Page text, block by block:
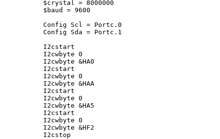
$crystal = 8000000
$baud = 9600
Config Scl = Portc.0
Config Sda = Portc.1
I2cstart
I2cwbyte 0
I2cwbyte &HA0
I2cstart
I2cwbyte 0
I2cwbyte &HAA
I2cstart
I2cwbyte 0
I2cwbyte &HA5
I2cstart
I2cwbyte 0
I2cwbyte &HF2
I2cstop